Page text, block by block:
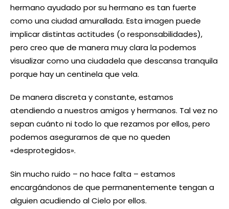
hermano ayudado por su hermano es tan fuerte
como una ciudad amurallada. Esta imagen puede
implicar distintas actitudes (o responsabilidades),
pero creo que de manera muy clara la podemos
visualizar como una ciudadela que descansa tranquila
porque hay un centinela que vela.
De manera discreta y constante, estamos
atendiendo a nuestros amigos y hermanos. Tal vez no
sepan cuánto ni todo lo que rezamos por ellos, pero
podemos asegurarnos de que no queden
«desprotegidos».
Sin mucho ruido – no hace falta – estamos
encargándonos de que permanentemente tengan a
alguien acudiendo al Cielo por ellos.